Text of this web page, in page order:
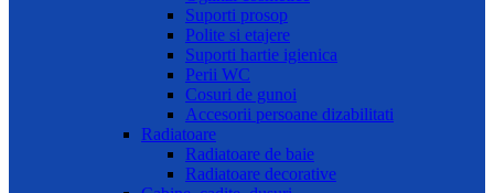
Suporti prosop
Polite si etajere
Suporti hartie igienica
Perii WC
Cosuri de gunoi
Accesorii persoane dizabilitati
Radiatoare
Radiatoare de baie
Radiatoare decorative